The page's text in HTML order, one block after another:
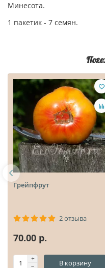
Минесота.
1 пакетик - 7 семян.
Грейпфрут
2 отзыва
70.00 р.
В корзину